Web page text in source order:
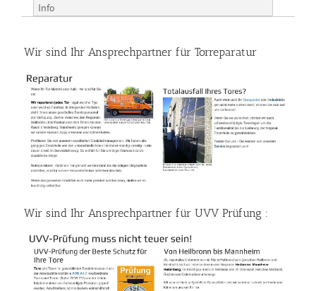
Info
Wir sind Ihr Ansprechpartner für Torreparatur
Wir sind Ihr Ansprechpartner für UVV Prüfung :